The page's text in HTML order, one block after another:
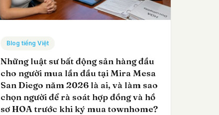
Blog tiếng Việt
Những luật sư bất động sản hàng đầu
cho người mua lần đầu tại Mira Mesa
San Diego năm 2026 là ai, và làm sao
chọn người để rà soát hợp đồng và hồ
sơ HOA trước khi ký mua townhome?